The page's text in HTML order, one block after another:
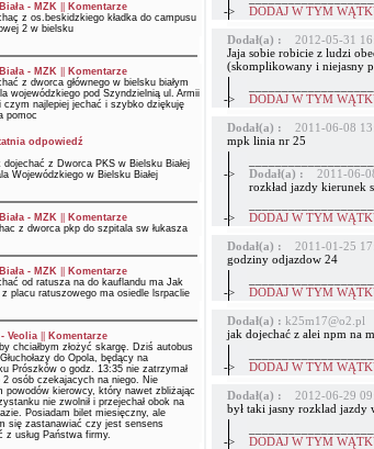
- MZK||
Komentarze
z os.beskidzkiego kładka do campusu
2 w bielsku
- MZK||
Komentarze
z dworca głównego w bielsku białym
wojewódzkiego pod Szyndzielnią ul. Armii
czym najlepiej jechać i szybko dziękuję
pomoc
odpowiedź
z Dworca PKS w Bielsku Białej
Wojewódzkiego w Bielsku Białej
- MZK||
Komentarze
z dworca pkp do szpitala sw łukasza
- MZK||
Komentarze
od ratusza na do kauflandu ma Jak
z placu ratuszowego ma osiedle lsrpaclie
Veolia||
Komentarze
chciałbym złożyć skargę. Dziś autobus
do Opola, będący na
Prószków o godz. 13:35 nie zatrzymał
2 osób czekajacych na niego. Nie
powodów kierowcy, który nawet zbliżając
nie zwolnił i przejechał obok na
Posiadam bilet miesięczny, ale
się zastanawiać czy jest sensens
z usług Państwa firmy.
->
DODAJ W TYM
Dodał(a) :
2012-05-31
Jaja sobie robicie z ludzi
(skomplikowany i niejasny
->
DODAJ W TYM
Dodał(a) :
2011-06-08
mpk linia nr 25
->
Dodał(a) :
2011-06-
rozkład jazdy kierunek
->
DODAJ W TYM
Dodał(a) :
2011-01-25
godziny odjazdow 24
->
DODAJ W TYM
Dodał(a) : k25m17@o2.pl
jak dojechać z alei npm na
->
DODAJ W TYM
Dodał(a) :
2012-06-29
był taki jasny rozklad jazdy
->
DODAJ W TYM